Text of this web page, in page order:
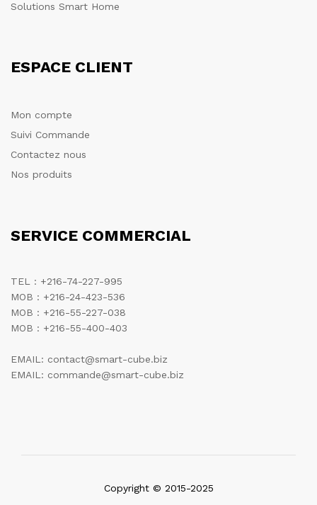
Solutions Smart Home
ESPACE CLIENT
Mon compte
Suivi Commande
Contactez nous
Nos produits
SERVICE COMMERCIAL
TEL : +216-74-227-995
MOB : +216-24-423-536
MOB : +216-55-227-038
MOB : +216-55-400-403
EMAIL: contact@smart-cube.biz
EMAIL: commande@smart-cube.biz
Copyright © 2015-2025